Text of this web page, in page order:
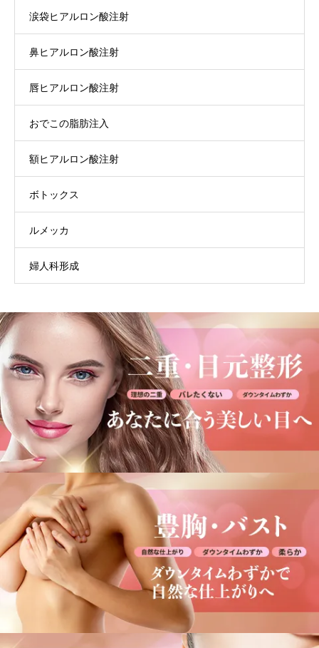
涙袋ヒアルロン酸注射
鼻ヒアルロン酸注射
唇ヒアルロン酸注射
おでこの脂肪注入
額ヒアルロン酸注射
ボトックス
ルメッカ
婦人科形成